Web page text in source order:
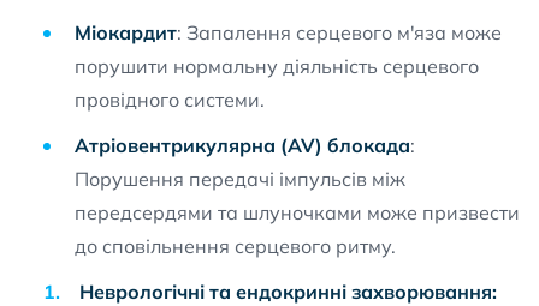
Міокардит: Запалення серцевого м'яза може
порушити нормальну діяльність серцевого
провідного системи.
Атріовентрикулярна (AV) блокада:
Порушення передачі імпульсів між
передсердями та шлуночками може призвести
до сповільнення серцевого ритму.
Неврологічні та ендокринні захворювання: